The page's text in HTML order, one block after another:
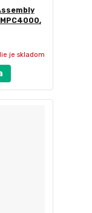
je skladom